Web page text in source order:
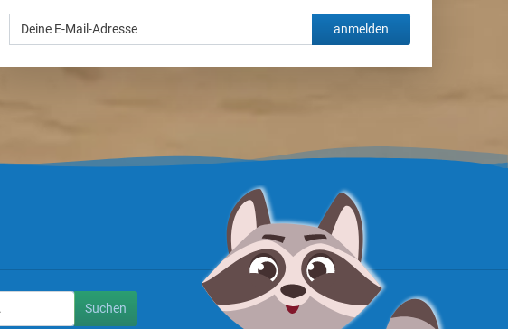
anmelden
Suchen